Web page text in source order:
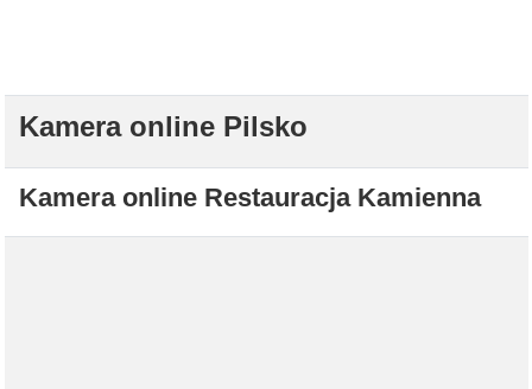
Kamera online Pilsko
Kamera online Restauracja Kamienna